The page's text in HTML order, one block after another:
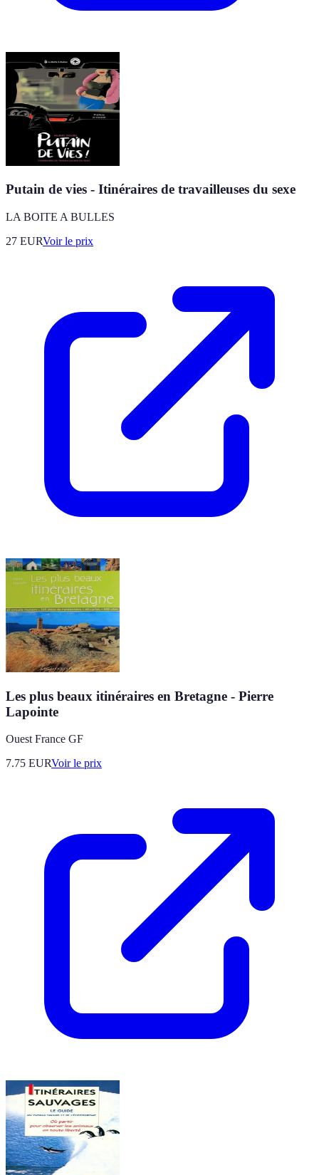
Putain de vies - Itinéraires de travailleuses du sexe
LA BOITE A BULLES
27 EURVoir le prix
Les plus beaux itinéraires en Bretagne - Pierre
Lapointe
Ouest France GF
7.75 EURVoir le prix